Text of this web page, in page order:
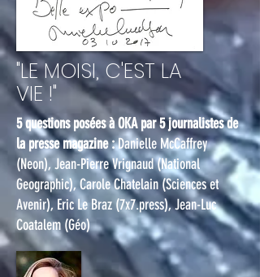
"LE MOISI, C'EST LA
VIE !"
5 questions posées à OKA par 5 journalistes de
la presse magazine :Danielle McCaffrey
(Neon), Jean-Pierre Vrignaud (National
Geographic), Carole Chatelain (Sciences et
Avenir), Eric Le Braz (7x7.press), Jean-Luc
Coatalem (Géo)